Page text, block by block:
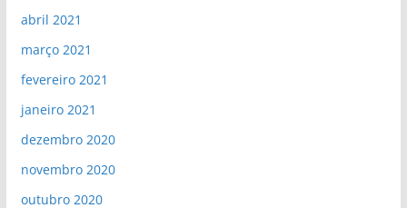
abril 2021
março 2021
fevereiro 2021
janeiro 2021
dezembro 2020
novembro 2020
outubro 2020